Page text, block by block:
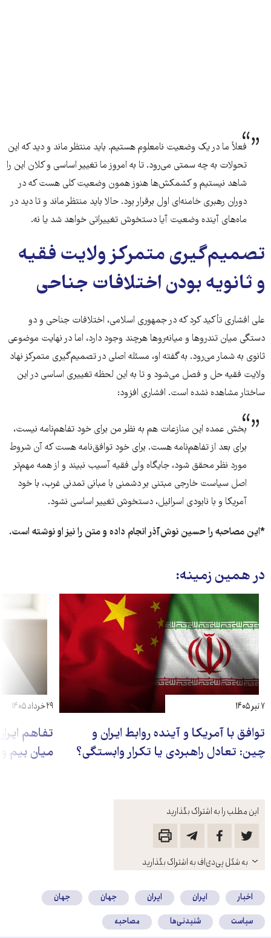
این مطلب را به اشتراک بگذارید
باز
کنید
به شکل پی‌دی‌اف به اشتراک بگذارید
فعلاً ما در یک وضعیت نامعلوم هستیم. باید منتظر ماند و دید که این
تحولات به چه سمتی می‌رود. تا به امروز ما تغییر اساسی و کلان این را
شاهد نیستیم و کشمکش‌ها هنوز همون وضعیت کلی هست که در
دوران رهبری خامنه‌ای اول برقرار بود. حالا باید منتظر ماند و تا دید در
ماه‌های آینده وضعیت آیا دستخوش تغییراتی خواهد شد یا نه.
تصمیم‌گیری متمرکز ولایت فقیه
و ثانویه بودن اختلافات جناحی
علی افشاری تأکید کرد که در جمهوری اسلامی، اختلافات جناحی و دو
دستگی میان تندروها و میانه‌روها هرچند وجود دارد، اما در نهایت موضوعی
ثانوی به شمار می‌رود. به گفته او، مسئله اصلی در تصمیم‌گیری متمرکز نهاد
ولایت فقیه حل و فصل می‌شود و تا به این لحظه تغییری اساسی در این
ساختار مشاهده نشده است. افشاری افزود:
بخش عمده این منازعات هم به نظر من برای خود تفاهم‌نامه نیست،
برای بعد از تفاهم‌نامه هست. برای خود توافق‌نامه هست که آن شروط
مورد نظر محقق شود، جایگاه ولی فقیه آسیب نبیند و از همه مهم‌تر
اصل سیاست خارجی مبتنی بر دشمنی با مبانی تمدنی غرب، با خود
آمریکا و با نابودی اسرائیل، دستخوش تغییر اساسی نشود.
*این مصاحبه را حسین نوش‌آذر انجام داده و متن را نیز او نوشته است.
در همین زمینه:
توافق با آمریکا و آینده روابط ایران و
چین: تعادل راهبردی یا تکرار وابستگی؟
۷ تیر ۱۴۰۵
تفاهم
میان بیم
۲۹ خرداد ۱۴۰۵
اخبار ایران ایران جهان
جهان
سیاست
شنیدنی‌ها مصاحبه